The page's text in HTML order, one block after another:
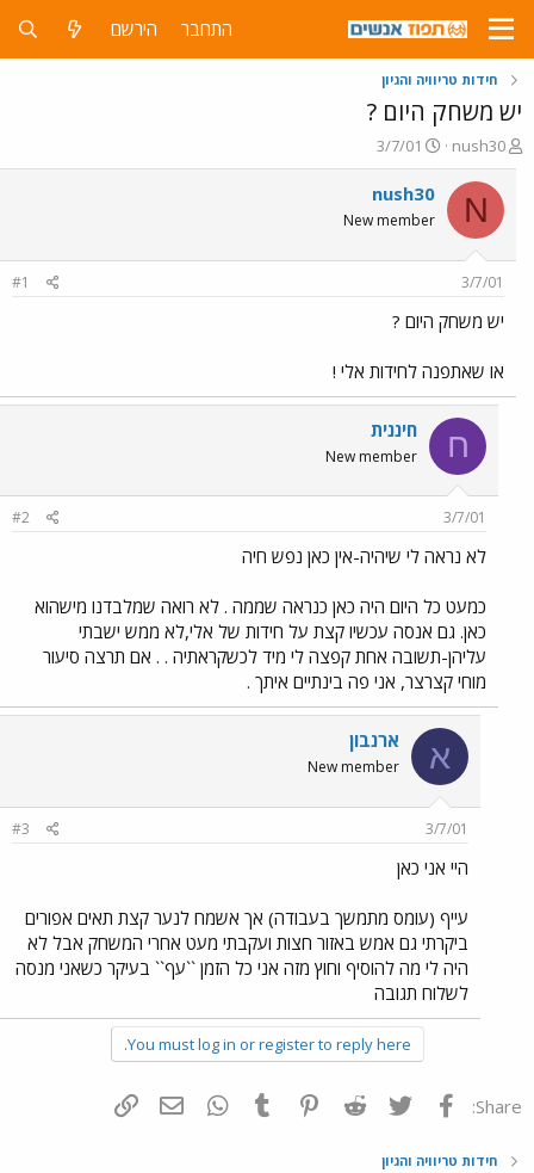
התחבר הירשם
חידות טריוויה והגיון
יש משחק היום ?
פ
ו
ת
ח
ה
ש
א
nush30
פ
ו
ר
ם
ר
3/7/01
N
nush30
New member
3/7/01
#1
יש משחק היום ?
או שאתפנה לחידות אלי !
ח חיננית
New member
3/7/01
#2
לא נראה לי שיהיה-אין כאן נפש חיה
כמעט כל היום היה כאן כנראה שממה . לא רואה שמלבדנו מישהוא
כאן. גם אנסה עכשיו קצת על חידות של אלי,לא ממש ישבתי
עליהן-תשובה אחת קפצה לי מיד לכשקראתיה . . אם תרצה סיעור
מוחי קצרצר, אני פה בינתיים איתך .
א ארנבון
New member
3/7/01
#3
היי אני כאן
עייף (עומס מתמשך בעבודה) אך אשמח לנער קצת תאים אפורים
ביקרתי גם אמש באזור חצות ועקבתי מעט אחרי המשחק אבל לא
היה לי מה להוסיף וחוץ מזה אני כל הזמן ``עף`` בעיקר כשאני מנסה
לשלוח תגובה
You must log in or register to reply here.
Share: פייסבוק Twitter
Reddit
Pinterest
Tumblr
WhatsAppדואר אלקטרוני
חידות טריוויה והגיון